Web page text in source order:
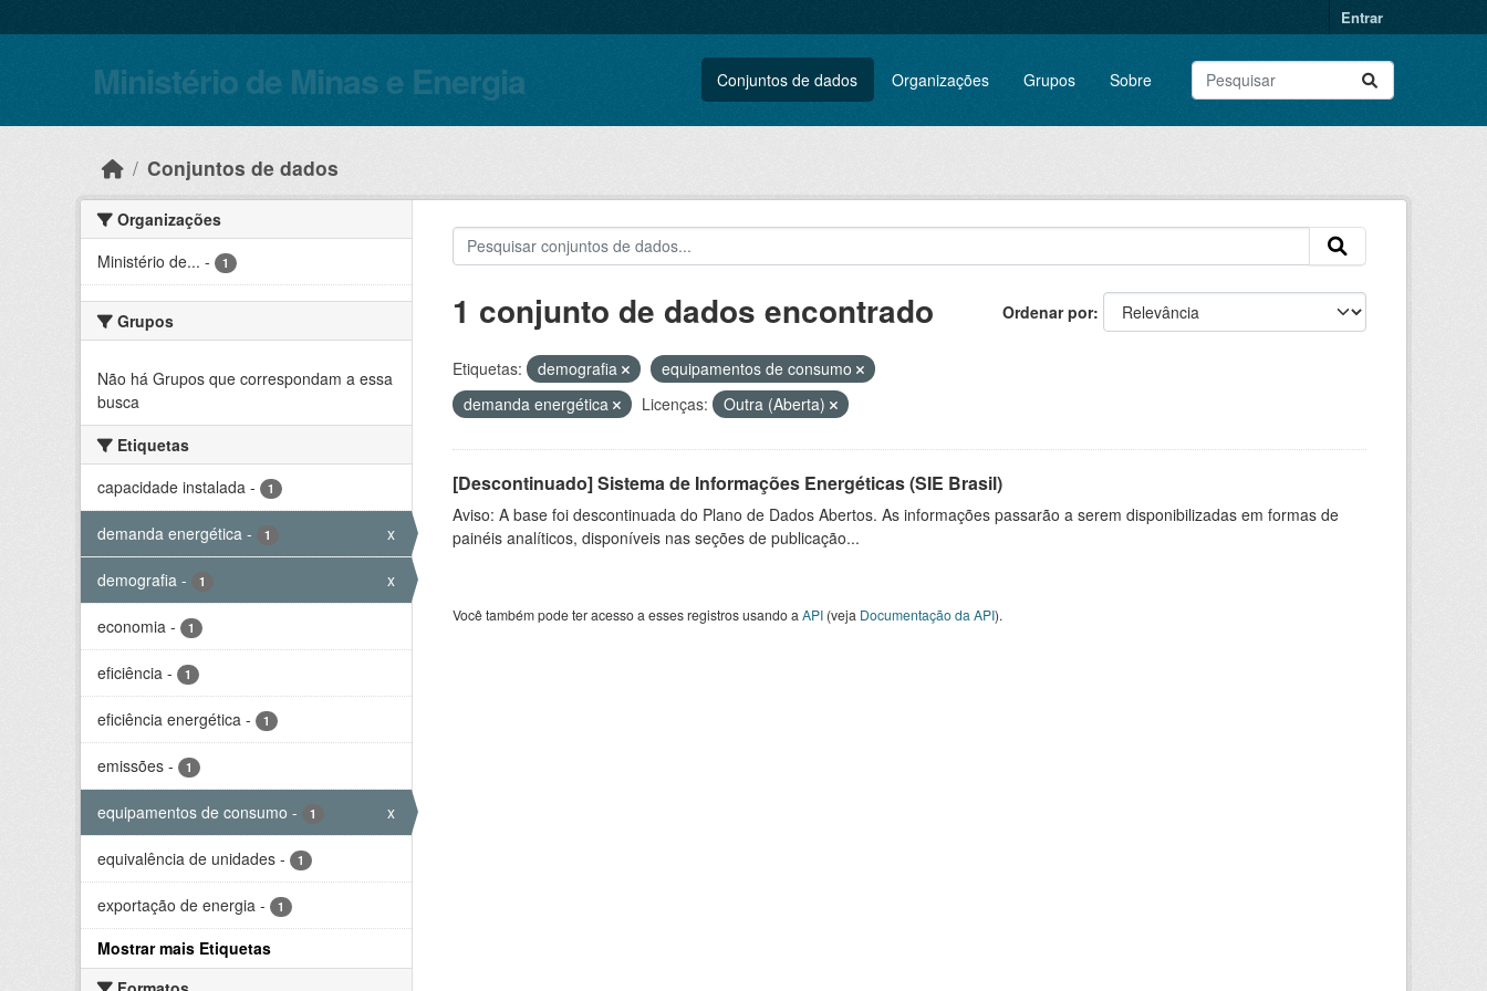
Entrar
Ministério de Minas e Energia Conjuntos de dados Organizações Grupos Sobre
Conjuntos de dados
Organizações
Ministério de... - 1
Grupos
Não há Grupos que correspondam a essa
busca
Etiquetas
capacidade instalada - 1
demanda energética - 1 x
demografia - 1 x
economia - 1
eficiência - 1
eficiência energética - 1
emissões - 1
equipamentos de consumo - 1 x
equivalência de unidades - 1
exportação de energia - 1
Mostrar mais Etiquetas
Ordenar por
1 conjunto de dados encontrado
Etiquetas: demografia
equipamentos de consumo
demanda energética
Licenças: Outra (Aberta)
[Descontinuado] Sistema de Informações Energéticas (SIE Brasil)
Aviso: A base foi descontinuada do Plano de Dados Abertos. As informações passarão a serem disponibilizadas em formas de
painéis analíticos, disponíveis nas seções de publicação...
Você também pode ter acesso a esses registros usando a API(veja Documentação da API).